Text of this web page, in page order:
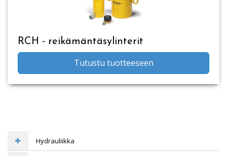
RCH - reikämäntäsylinterit
Tutustu tuotteeseen
Hydrauliikka